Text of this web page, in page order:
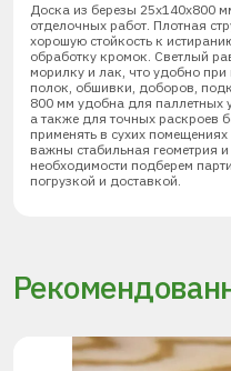
Доска из березы 25х140х800
отделочных работ. Плотная
хорошую стойкость к
обработку кромок. Светлый
морилку и лак, что удобно при
полок, обшивки, доборов,
800 мм удобна для паллетных
а также для точных раскроев
применять в сухих
важны стабильная геометрия
необходимости подберем
погрузкой и доставкой.